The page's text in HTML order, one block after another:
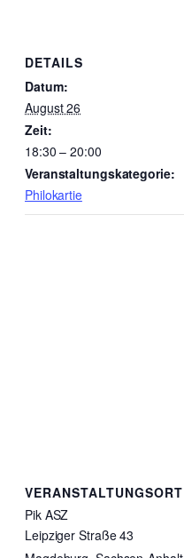
DETAILS
Datum:
August 26
Zeit:
18:30 – 20:00
Veranstaltungskategorie:
Philokartie
VERANSTALTUNGSORT
Pik ASZ
Leipziger Straße 43